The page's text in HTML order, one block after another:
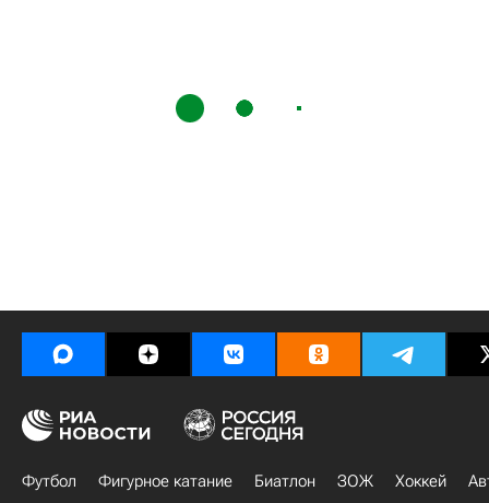
Футбол Фигурное катание Биатлон ЗОЖ Хоккей